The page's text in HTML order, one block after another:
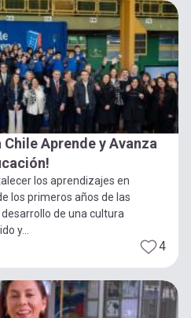
Aprende y Avanza
los aprendizajes en
los primeros años de las
de una cultura
y...
4